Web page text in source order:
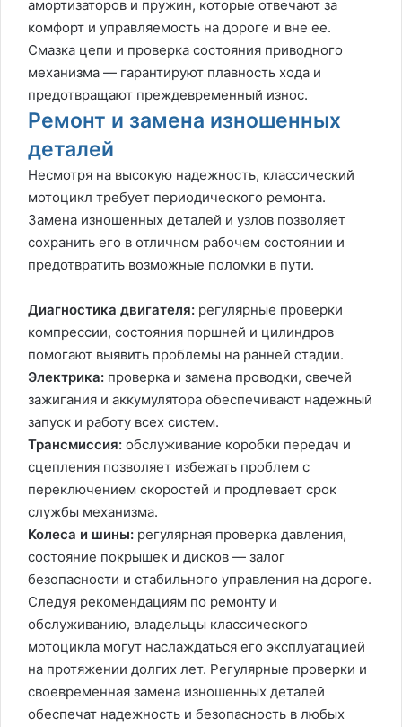
амортизаторов и пружин, которые отвечают за
комфорт и управляемость на дороге и вне ее.
Смазка цепи и проверка состояния приводного
механизма — гарантируют плавность хода и
предотвращают преждевременный износ.
Ремонт и замена изношенных
деталей
Несмотря на высокую надежность, классический
мотоцикл требует периодического ремонта.
Замена изношенных деталей и узлов позволяет
сохранить его в отличном рабочем состоянии и
предотвратить возможные поломки в пути.
Диагностика двигателя: регулярные проверки
компрессии, состояния поршней и цилиндров
помогают выявить проблемы на ранней стадии.
Электрика: проверка и замена проводки, свечей
зажигания и аккумулятора обеспечивают надежный
запуск и работу всех систем.
Трансмиссия: обслуживание коробки передач и
сцепления позволяет избежать проблем с
переключением скоростей и продлевает срок
службы механизма.
Колеса и шины: регулярная проверка давления,
состояние покрышек и дисков — залог
безопасности и стабильного управления на дороге.
Следуя рекомендациям по ремонту и
обслуживанию, владельцы классического
мотоцикла могут наслаждаться его эксплуатацией
на протяжении долгих лет. Регулярные проверки и
своевременная замена изношенных деталей
обеспечат надежность и безопасность в любых